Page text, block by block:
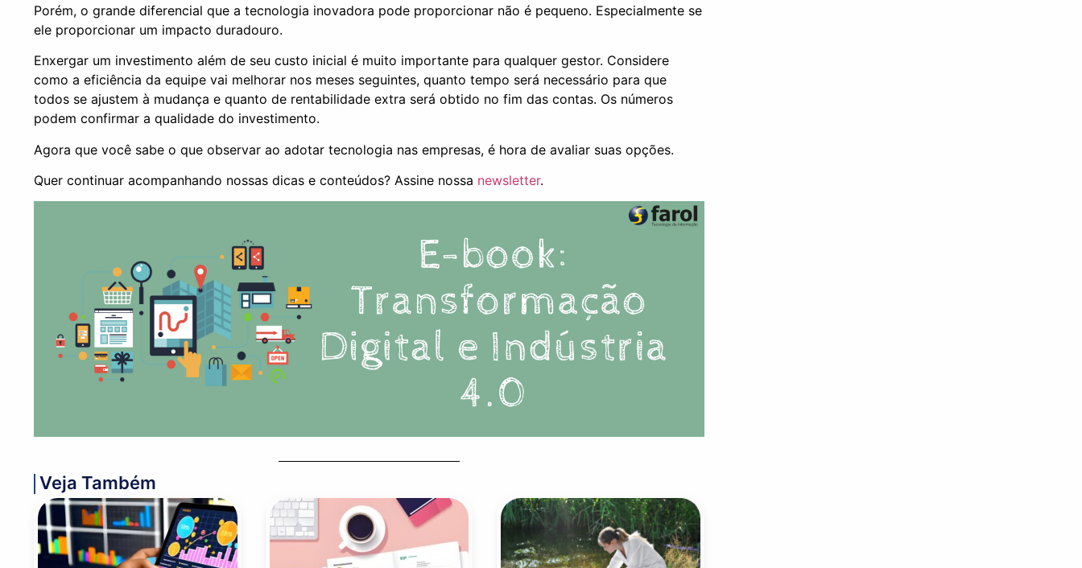
Porém, o grande diferencial que a tecnologia inovadora pode proporcionar não é pequeno. Especialmente se
ele proporcionar um impacto duradouro.
Enxergar um investimento além de seu custo inicial é muito importante para qualquer gestor. Considere
como a eficiência da equipe vai melhorar nos meses seguintes, quanto tempo será necessário para que
todos se ajustem à mudança e quanto de rentabilidade extra será obtido no fim das contas. Os números
podem confirmar a qualidade do investimento.
Agora que você sabe o que observar ao adotar tecnologia nas empresas, é hora de avaliar suas opções.
Quer continuar acompanhando nossas dicas e conteúdos? Assine nossa newsletter.
Veja Também